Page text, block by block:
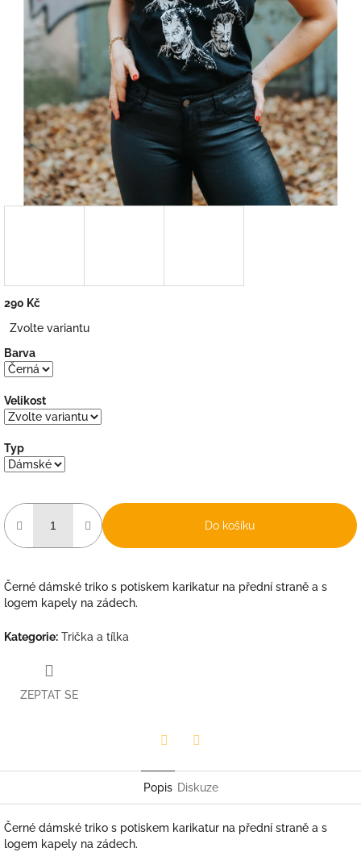
290 Kč
cena:
Zvolte variantu
Barva
Velikost
Typ
Do košíku
Černé dámské triko s potiskem karikatur na přední straně a s
logem kapely na zádech.
Kategorie: Trička a tílka
ZEPTAT SE
Popis Diskuze
Černé dámské triko s potiskem karikatur na přední straně a s
logem kapely na zádech.